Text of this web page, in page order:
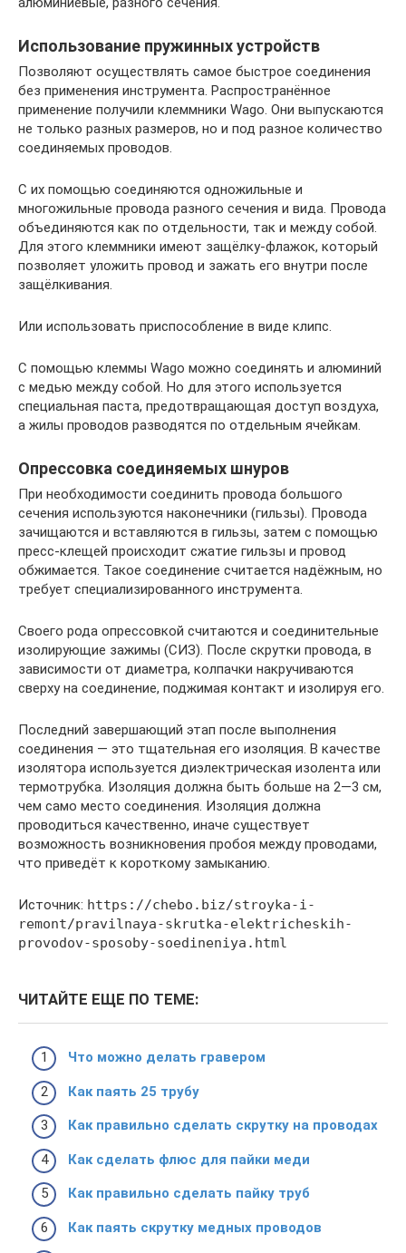
Использование пружинных устройств
Позволяют осуществлять самое быстрое соединения
без применения инструмента. Распространённое
применение получили клеммники Wago. Они выпускаются
не только разных размеров, но и под разное количество
соединяемых проводов.
С их помощью соединяются одножильные и
многожильные провода разного сечения и вида. Провода
объединяются как по отдельности, так и между собой.
Для этого клеммники имеют защёлку-флажок, который
позволяет уложить провод и зажать его внутри после
защёлкивания.
Или использовать приспособление в виде клипс.
С помощью клеммы Wago можно соединять и алюминий
с медью между собой. Но для этого используется
специальная паста, предотвращающая доступ воздуха,
а жилы проводов разводятся по отдельным ячейкам.
Опрессовка соединяемых шнуров
При необходимости соединить провода большого
сечения используются наконечники (гильзы). Провода
зачищаются и вставляются в гильзы, затем с помощью
пресс-клещей происходит сжатие гильзы и провод
обжимается. Такое соединение считается надёжным, но
требует специализированного инструмента.
Своего рода опрессовкой считаются и соединительные
изолирующие зажимы (СИЗ). После скрутки провода, в
зависимости от диаметра, колпачки накручиваются
сверху на соединение, поджимая контакт и изолируя его.
Последний завершающий этап после выполнения
соединения — это тщательная его изоляция. В качестве
изолятора используется диэлектрическая изолента или
термотрубка. Изоляция должна быть больше на 2—3 см,
чем само место соединения. Изоляция должна
проводиться качественно, иначе существует
возможность возникновения пробоя между проводами,
что приведёт к короткому замыканию.
Источник: https://chebo.biz/stroyka-i-
remont/pravilnaya-skrutka-elektricheskih-
provodov-sposoby-soedineniya.html
ЧИТАЙТЕ ЕЩЕ ПО ТЕМЕ:
Что можно делать гравером
Как паять 25 трубу
Как правильно сделать скрутку на проводах
Как сделать флюс для пайки меди
Как правильно сделать пайку труб
Как паять скрутку медных проводов